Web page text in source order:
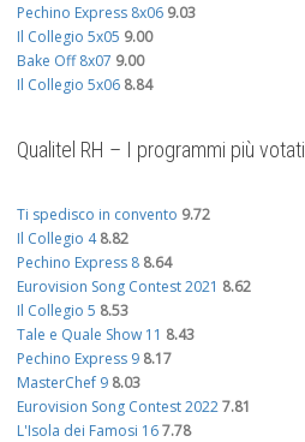
Pechino Express 8x06 9.03
Il Collegio 5x05 9.00
Bake Off 8x07 9.00
Il Collegio 5x06 8.84
Qualitel RH – I programmi più votati
Ti spedisco in convento 9.72
Il Collegio 4 8.82
Pechino Express 8 8.64
Eurovision Song Contest 2021 8.62
Il Collegio 5 8.53
Tale e Quale Show 11 8.43
Pechino Express 9 8.17
MasterChef 9 8.03
Eurovision Song Contest 20227.81
L'Isola dei Famosi 167.78